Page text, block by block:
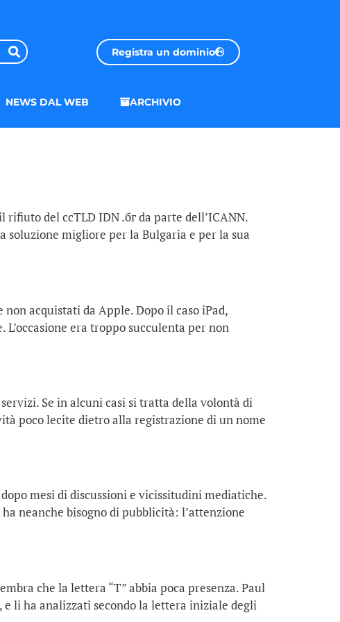
Registra un dominio
NEWS DAL WEB ARCHIVIO
del ccTLD IDN .бг da parte dell’ICANN.
soluzione migliore per la Bulgaria e per la sua
acquistati da Apple. Dopo il caso iPad,
era troppo succulenta per non
Se in alcuni casi si tratta della volontà di
poco lecite dietro alla registrazione di un nome
mesi di discussioni e vicissitudini mediatiche.
neanche bisogno di pubblicità: l’attenzione
che la lettera “T” abbia poca presenza. Paul
li ha analizzati secondo la lettera iniziale degli